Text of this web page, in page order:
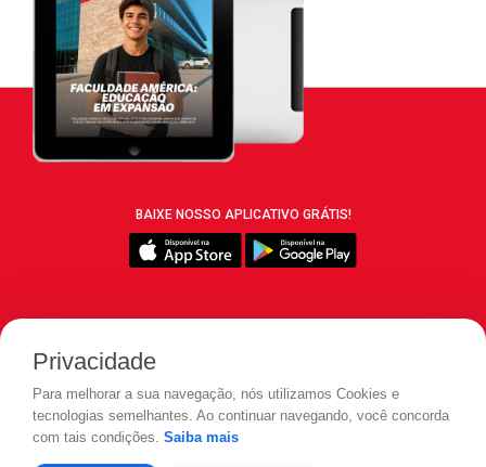
BAIXE NOSSO APLICATIVO GRÁTIS!
Privacidade
Para melhorar a sua navegação, nós utilizamos Cookies e
tecnologias semelhantes. Ao continuar navegando, você concorda
com tais condições. Saiba mais